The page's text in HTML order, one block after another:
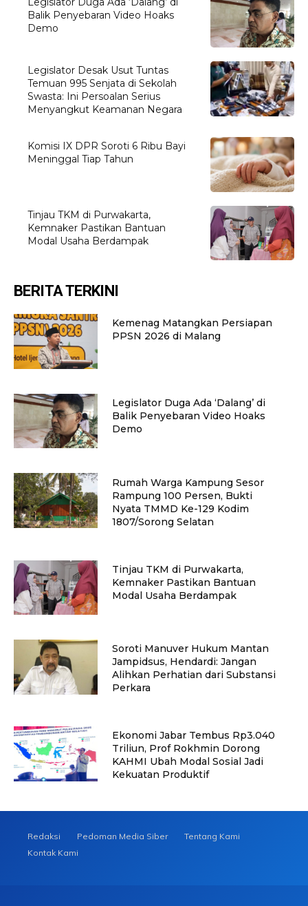
Balik Penyebaran Video Hoaks
Demo
Legislator Desak Usut Tuntas
Temuan 995 Senjata di Sekolah
Swasta: Ini Persoalan Serius
Menyangkut Keamanan Negara
Komisi IX DPR Soroti 6 Ribu Bayi
Meninggal Tiap Tahun
Tinjau TKM di Purwakarta,
Kemnaker Pastikan Bantuan
Modal Usaha Berdampak
BERITA TERKINI
Kemenag Matangkan Persiapan
PPSN 2026 di Malang
Legislator Duga Ada ‘Dalang’ di
Balik Penyebaran Video Hoaks
Demo
Rumah Warga Kampung Sesor
Rampung 100 Persen, Bukti
Nyata TMMD Ke-129 Kodim
1807/Sorong Selatan
Tinjau TKM di Purwakarta,
Kemnaker Pastikan Bantuan
Modal Usaha Berdampak
Soroti Manuver Hukum Mantan
Jampidsus, Hendardi: Jangan
Alihkan Perhatian dari Substansi
Perkara
Ekonomi Jabar Tembus Rp3.040
Triliun, Prof Rokhmin Dorong
KAHMI Ubah Modal Sosial Jadi
Kekuatan Produktif
Redaksi Pedoman Media Siber
Tentang Kami
Kontak Kami